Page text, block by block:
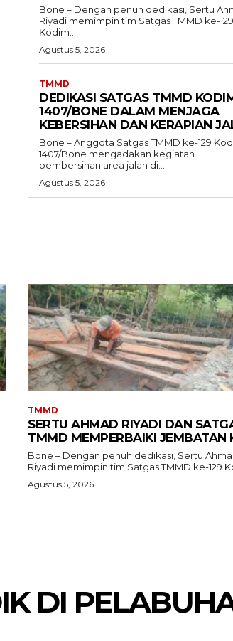
Bone – Dengan penuh dedikasi, Sertu
Riyadi memimpin tim Satgas TMMD ke-129
Kodim...
Agustus 5, 2026
TMMD
DEDIKASI SATGAS TMMD
1407/BONE DALAM MENJAGA
KEBERSIHAN DAN KERAPIAN
Bone – Anggota Satgas TMMD ke-129
1407/Bone mengadakan kegiatan
pembersihan area jalan di...
Agustus 5, 2026
TMMD
SERTU AHMAD RIYADI DAN
TMMD MEMPERBAIKI JEMBATAN
Bone – Dengan penuh dedikasi, Sertu
Riyadi memimpin tim Satgas TMMD ke-129
Agustus 5, 2026